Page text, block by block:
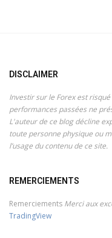
DISCLAIMER
Investir sur le Forex est
performances passées ne
L'auteur de ce blog décline
toute personne physique ou
l’usage du contenu de ce site.
REMERCIEMENTS
Remerciements Merci aux
TradingView